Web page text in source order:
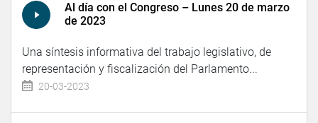
Al día con el Congreso – Lunes 20 de marzo
de 2023
Una síntesis informativa del trabajo legislativo, de
representación y fiscalización del Parlamento...
20-03-2023